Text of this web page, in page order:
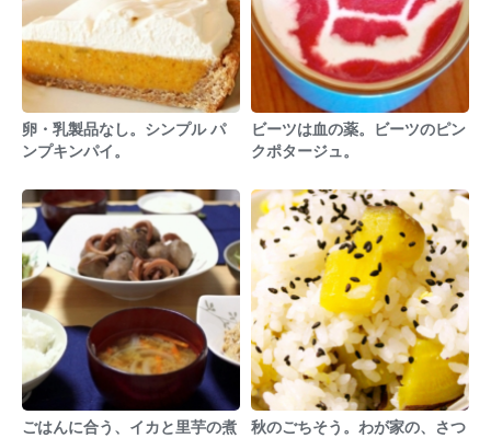
卵・乳製品なし。シンプル パ
ンプキンパイ。
ビーツは血の薬。ビーツのピン
クポタージュ。
ごはんに合う、イカと里芋の煮
秋のごちそう。わが家の、さつ